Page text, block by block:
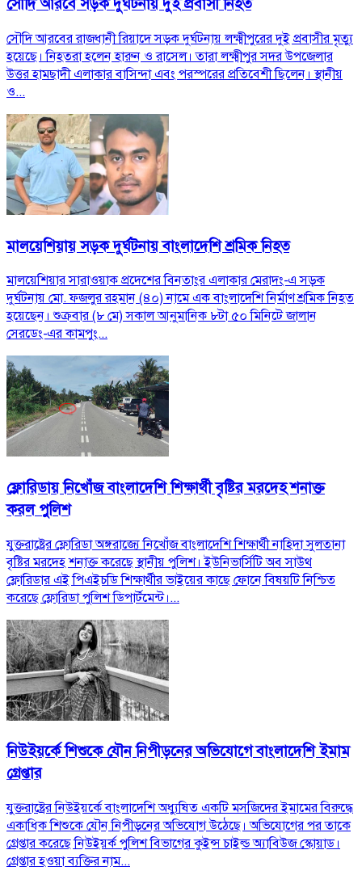
সৌদি আরবের রাজধানী রিয়াদে সড়ক দুর্ঘটনায় লক্ষ্মীপুরের দুই প্রবাসীর মৃত্যু
হয়েছে। নিহতরা হলেন হারুন ও রাসেল। তারা লক্ষ্মীপুর সদর উপজেলার
উত্তর হামছাদী এলাকার বাসিন্দা এবং পরস্পরের প্রতিবেশী ছিলেন। স্থানীয়
ও...
মালয়েশিয়ায় সড়ক দুর্ঘটনায় বাংলাদেশি শ্রমিক নিহত
মালয়েশিয়ার সারাওয়াক প্রদেশের বিনতাংর এলাকার মেরাদং-এ সড়ক
দুর্ঘটনায় মো. ফজলুর রহমান (৪০) নামে এক বাংলাদেশি নির্মাণ শ্রমিক নিহত
হয়েছেন। শুক্রবার (৮ মে) সকাল আনুমানিক ৮টা ৫০ মিনিটে জালান
সেরডেং-এর কামপুং...
ফ্লোরিডায় নিখোঁজ বাংলাদেশি শিক্ষার্থী বৃষ্টির মরদেহ শনাক্ত
করল পুলিশ
যুক্তরাষ্ট্রের ফ্লোরিডা অঙ্গরাজ্যে নিখোঁজ বাংলাদেশি শিক্ষার্থী নাহিদা সুলতানা
বৃষ্টির মরদেহ শনাক্ত করেছে স্থানীয় পুলিশ। ইউনিভার্সিটি অব সাউথ
ফ্লোরিডার এই পিএইচডি শিক্ষার্থীর ভাইয়ের কাছে ফোনে বিষয়টি নিশ্চিত
করেছে ফ্লোরিডা পুলিশ ডিপার্টমেন্ট।...
নিউইয়র্কে শিশুকে যৌন নিপীড়নের অভিযোগে বাংলাদেশি ইমাম
গ্রেপ্তার
যুক্তরাষ্ট্রের নিউইয়র্কে বাংলাদেশি অধ্যুষিত একটি মসজিদের ইমামের বিরুদ্ধে
একাধিক শিশুকে যৌন নিপীড়নের অভিযোগ উঠেছে। অভিযোগের পর তাকে
গ্রেপ্তার করেছে নিউইয়র্ক পুলিশ বিভাগের কুইন্স চাইল্ড অ্যাবিউজ স্কোয়াড।
গ্রেপ্তার হওয়া ব্যক্তির নাম...